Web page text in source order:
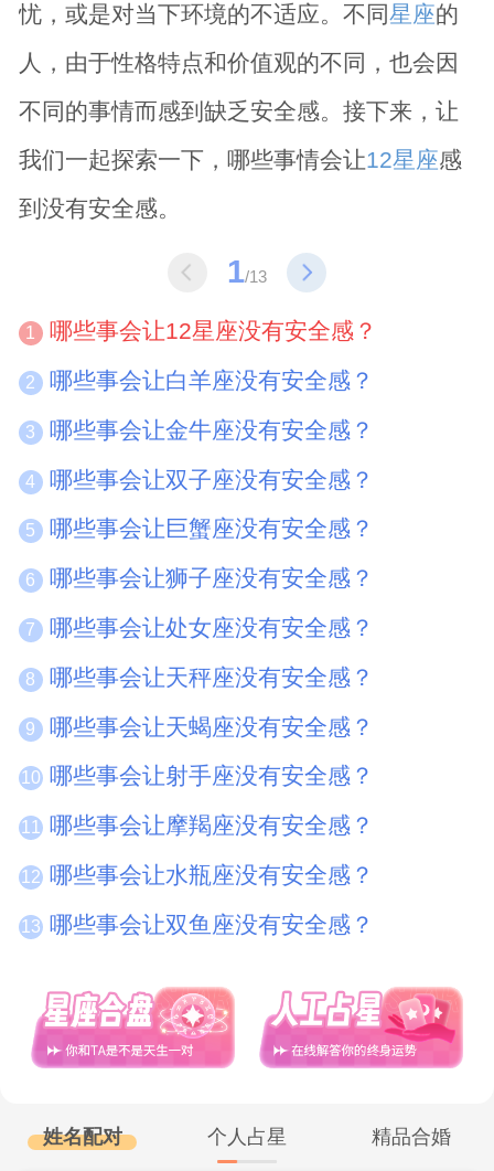
忧，或是对当下环境的不适应。不同星座的
人，由于性格特点和价值观的不同，也会因
不同的事情而感到缺乏安全感。接下来，让
我们一起探索一下，哪些事情会让12星座感
到没有安全感。
1/13
1 哪些事会让12星座没有安全感？
2 哪些事会让白羊座没有安全感？
3 哪些事会让金牛座没有安全感？
4 哪些事会让双子座没有安全感？
5 哪些事会让巨蟹座没有安全感？
6 哪些事会让狮子座没有安全感？
7 哪些事会让处女座没有安全感？
8 哪些事会让天秤座没有安全感？
9 哪些事会让天蝎座没有安全感？
10 哪些事会让射手座没有安全感？
11 哪些事会让摩羯座没有安全感？
12 哪些事会让水瓶座没有安全感？
13 哪些事会让双鱼座没有安全感？
姓名配对 个人占星 精品合婚